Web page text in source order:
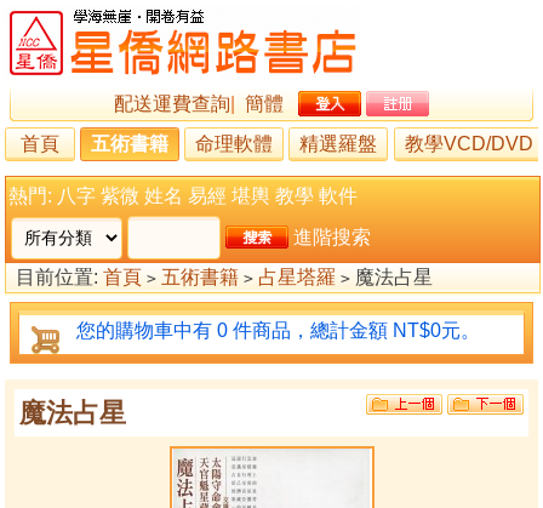
配送運費查詢
簡體
首頁
五術書籍 命理軟體 精選羅盤 教學VCD/DVD
熱門: 八字 紫微 姓名 易經 堪輿 教學 軟件
進階搜索
目前位置: 首頁 > 五術書籍 > 占星塔羅 > 魔法占星
您的購物車中有 0 件商品，總計金額 NT$0元。
魔法占星